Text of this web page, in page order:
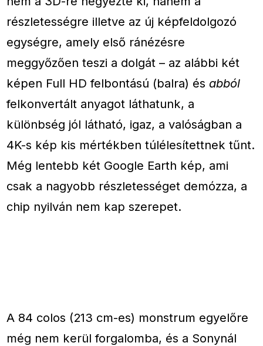
részletességre illetve az új képfeldolgozó
egységre, amely első ránézésre
meggyőzően teszi a dolgát – az alábbi két
képen Full HD felbontású (balra) és abból
felkonvertált anyagot láthatunk, a
különbség jól látható, igaz, a valóságban a
4K-s kép kis mértékben túlélesítettnek tűnt.
Még lentebb két Google Earth kép, ami
csak a nagyobb részletességet demózza, a
chip nyilván nem kap szerepet.
A 84 colos (213 cm-es) monstrum egyelőre
még nem kerül forgalomba, és a Sonynál